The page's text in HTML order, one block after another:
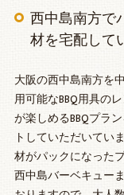
西中島南方で
材を宅配して
大阪の西中島南方を
用可能なBBQ用具の
が楽しめるBBQプラ
トしていただいてい
材がパックになった
西中島バーベキュー